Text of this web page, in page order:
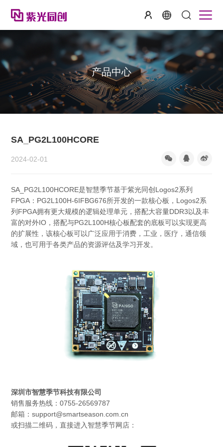
产品中心
SA_PG2L100HCORE
2024-02-01
SA_PG2L100HCORE是智慧季节基于紫光同创Logos2系列
FPGA：PG2L100H-6IFBG676所开发的一款核心板，Logos2系
列FPGA拥有更大规模的逻辑处理单元，搭配大容量DDR3以及丰
富的对外IO，搭配与PG2L100H核心板配套的底板可以实现更高
的扩展性，该核心板可以广泛应用于消费，工业，医疗，通信领
域，也可用于各类产品的资源评估及学习开发。
深圳市智慧季节科技有限公司
销售服务热线：0755-26569787
邮箱：support@smartseason.com.cn
或扫描二维码，直接进入智慧季节网店：